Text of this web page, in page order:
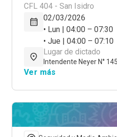
CFL 404 - San Isidro
02/03/2026
• Lun | 04:00 – 07:30
• Jue | 04:00 – 07:10
Lugar de dictado
Intendente Neyer N°
Ver más